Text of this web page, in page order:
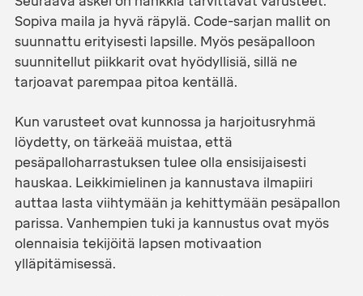
Sopiva maila ja hyvä räpylä. Code-sarjan mallit on
suunnattu erityisesti lapsille. Myös pesäpalloon
suunnitellut piikkarit ovat hyödyllisiä, sillä ne
tarjoavat parempaa pitoa kentällä.
Kun varusteet ovat kunnossa ja harjoitusryhmä
löydetty, on tärkeää muistaa, että
pesäpalloharrastuksen tulee olla ensisijaisesti
hauskaa. Leikkimielinen ja kannustava ilmapiiri
auttaa lasta viihtymään ja kehittymään pesäpallon
parissa. Vanhempien tuki ja kannustus ovat myös
olennaisia tekijöitä lapsen motivaation
ylläpitämisessä.